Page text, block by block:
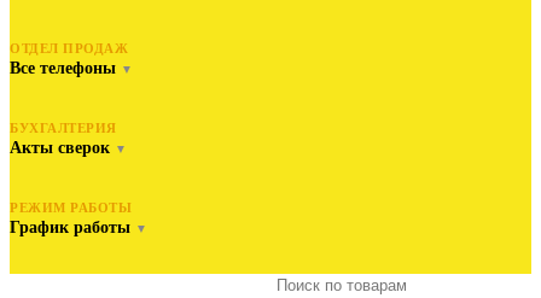
ОТДЕЛ ПРОДАЖ
Все телефоны ▼
БУХГАЛТЕРИЯ
Акты сверок ▼
РЕЖИМ РАБОТЫ
График работы ▼